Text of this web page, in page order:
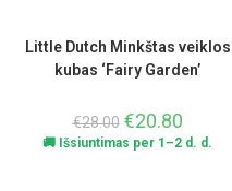
Little Dutch Minkštas veiklos
kubas ‘Fairy Garden’
€28.00 €20.80
🚚 Išsiuntimas per 1–2 d. d.